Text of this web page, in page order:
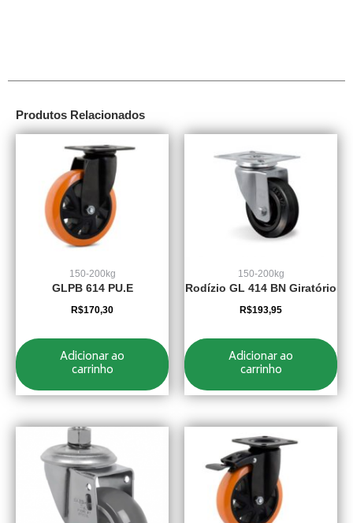
Produtos Relacionados
150-200kg
GLPB 614 PU.E
R$170,30
Adicionar ao
carrinho
150-200kg
Rodízio GL 414 BN Giratório
R$193,95
Adicionar ao
carrinho